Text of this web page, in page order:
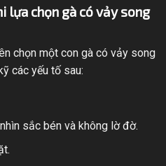
lựa chọn gà có vảy song
chọn một con gà có vảy song
các yếu tố sau:
sắc bén và không lờ đờ.